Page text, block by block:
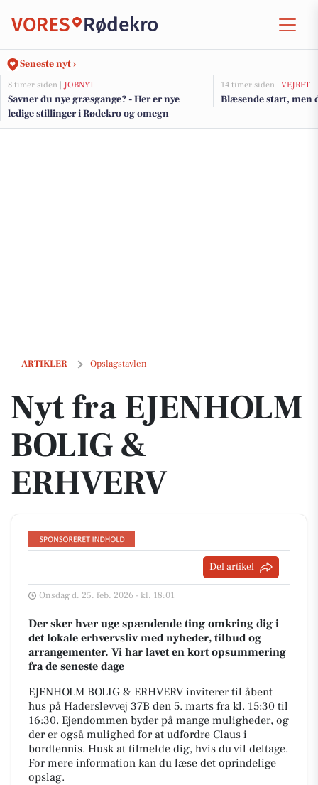
VORES Rødekro
Seneste nyt ›
8 timer siden | JOBNYT
Savner du nye græsgange? - Her er nye
ledige stillinger i Rødekro og omegn
14 timer siden | VEJRET
Blæsende start, men
ARTIKLER Opslagstavlen
Nyt fra EJENHOLM BOLIG & ERHVERV
Nyt fra EJENHOLM
BOLIG &
ERHVERV
Del artikel
Onsdag d. 25. feb. 2026 - kl. 18:01
Der sker hver uge spændende ting omkring dig i
det lokale erhvervsliv med nyheder, tilbud og
arrangementer. Vi har lavet en kort opsummering
fra de seneste dage
EJENHOLM BOLIG & ERHVERV inviterer til åbent
hus på Haderslevvej 37B den 5. marts fra kl. 15:30 til
16:30. Ejendommen byder på mange muligheder, og
der er også mulighed for at udfordre Claus i
bordtennis. Husk at tilmelde dig, hvis du vil deltage.
For mere information kan du læse det oprindelige
opslag.